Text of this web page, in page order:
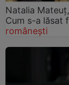
Natalia
Cum s-a lăsat
românești